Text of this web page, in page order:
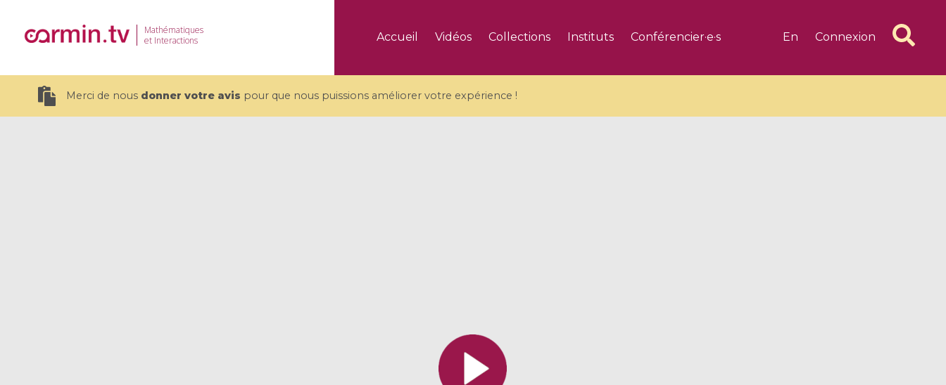
Mathématiques
et Interactions
Accueil Vidéos Collections Instituts Conférencier·e·s En Connexion
Merci de nous donner votre avis pour que nous puissions améliorer votre expérience !
Toutes les collections
Tous les instituts